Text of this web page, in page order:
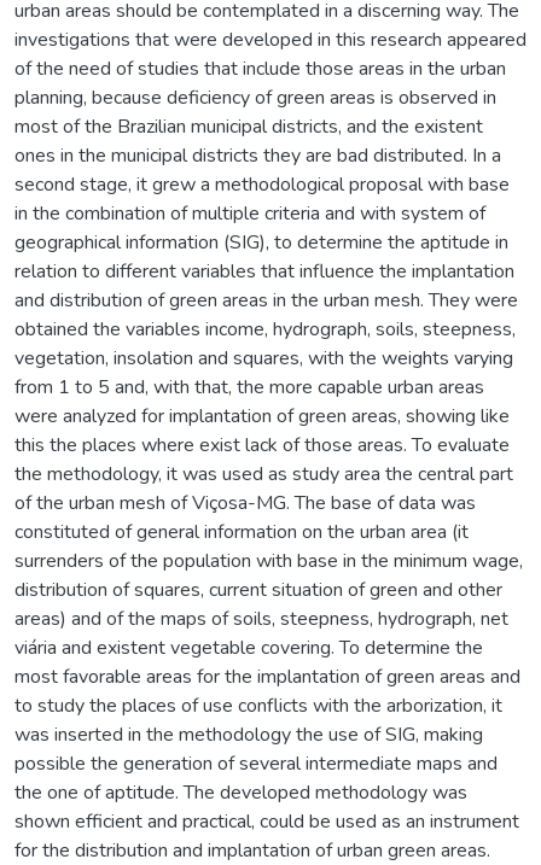
urban areas should be contemplated in a discerning way. The
investigations that were developed in this research appeared
of the need of studies that include those areas in the urban
planning, because deficiency of green areas is observed in
most of the Brazilian municipal districts, and the existent
ones in the municipal districts they are bad distributed. In a
second stage, it grew a methodological proposal with base
in the combination of multiple criteria and with system of
geographical information (SIG), to determine the aptitude in
relation to different variables that influence the implantation
and distribution of green areas in the urban mesh. They were
obtained the variables income, hydrograph, soils, steepness,
vegetation, insolation and squares, with the weights varying
from 1 to 5 and, with that, the more capable urban areas
were analyzed for implantation of green areas, showing like
this the places where exist lack of those areas. To evaluate
the methodology, it was used as study area the central part
of the urban mesh of Viçosa-MG. The base of data was
constituted of general information on the urban area (it
surrenders of the population with base in the minimum wage,
distribution of squares, current situation of green and other
areas) and of the maps of soils, steepness, hydrograph, net
viária and existent vegetable covering. To determine the
most favorable areas for the implantation of green areas and
to study the places of use conflicts with the arborization, it
was inserted in the methodology the use of SIG, making
possible the generation of several intermediate maps and
the one of aptitude. The developed methodology was
shown efficient and practical, could be used as an instrument
for the distribution and implantation of urban green areas.